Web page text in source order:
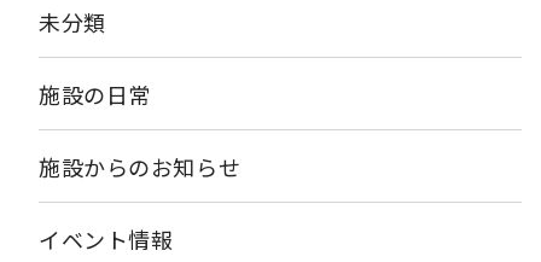
未分類
施設の日常
施設からのお知らせ
イベント情報